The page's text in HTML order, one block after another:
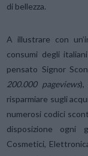
di bellezza.
A illustrare con
consumi degli
pensato Signor
200.000 pageviews),
risparmiare sugli
numerosi codici
disposizione ogni
Cosmetici,